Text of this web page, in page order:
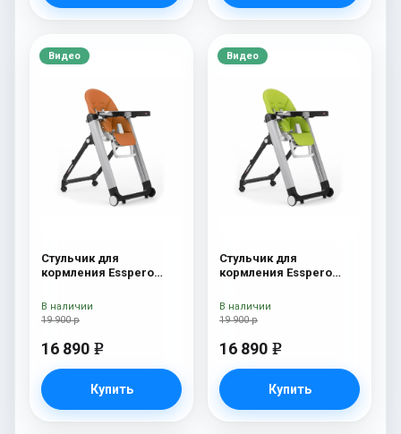
Видео
Стульчик для
кормления Esspero
19 900 р
16 890 e
Купить
В наличии
Видео
Стульчик для
кормления Esspero
19 900 р
16 890 e
Купить
В наличии